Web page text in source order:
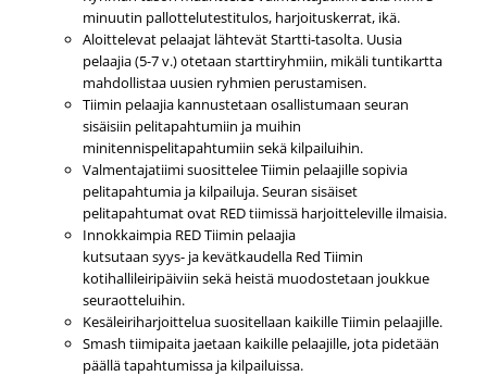
minuutin pallottelutestitulos, harjoituskerrat, ikä.
Aloittelevat pelaajat lähtevät Startti-tasolta. Uusia
pelaajia (5-7 v.) otetaan starttiryhmiin, mikäli tuntikartta
mahdollistaa uusien ryhmien perustamisen.
Tiimin pelaajia kannustetaan osallistumaan seuran
sisäisiin pelitapahtumiin ja muihin
minitennispelitapahtumiin sekä kilpailuihin.
Valmentajatiimi suosittelee Tiimin pelaajille sopivia
pelitapahtumia ja kilpailuja. Seuran sisäiset
pelitapahtumat ovat RED tiimissä harjoitteleville ilmaisia.
Innokkaimpia RED Tiimin pelaajia
kutsutaan syys- ja kevätkaudella Red Tiimin
kotihallileiripäiviin sekä heistä muodostetaan joukkue
seuraotteluihin.
Kesäleiriharjoittelua suositellaan kaikille Tiimin pelaajille.
Smash tiimipaita jaetaan kaikille pelaajille, jota pidetään
päällä tapahtumissa ja kilpailuissa.